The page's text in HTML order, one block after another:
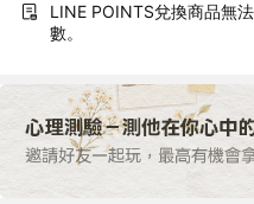
LINE POINTS兌換商品無
數。